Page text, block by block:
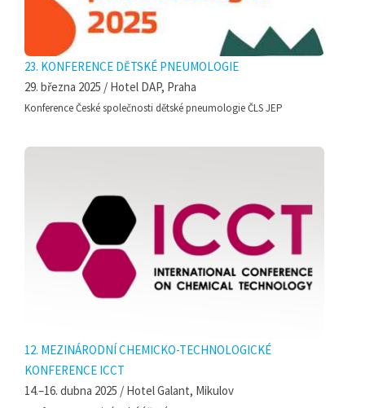
23. KONFERENCE DĚTSKÉ PNEUMOLOGIE
29. března 2025 / Hotel DAP, Praha
Konference České společnosti dětské pneumologie ČLS JEP
12. MEZINÁRODNÍ CHEMICKO-TECHNOLOGICKÉ
KONFERENCE ICCT
14.–16. dubna 2025 / Hotel Galant, Mikulov